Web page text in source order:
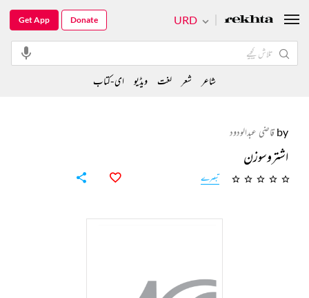
by قاضی عبدالودود
اشتروسوزن
تبصرے
URD
Get App Donate
شاعر شعر لغت ویڈیو ای-کتاب